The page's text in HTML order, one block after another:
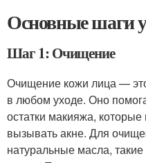
Основные шаги
Шаг 1: Очищение
Очищение кожи лица —
в любом уходе. Оно
остатки макияжа,
вызывать акне. Для
натуральные масла,